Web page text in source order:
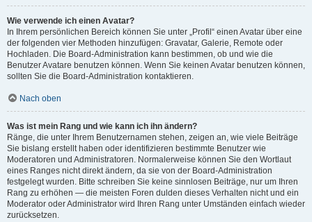
Wie verwende ich einen Avatar?
In Ihrem persönlichen Bereich können Sie unter „Profil“ einen Avatar über eine
der folgenden vier Methoden hinzufügen: Gravatar, Galerie, Remote oder
Hochladen. Die Board-Administration kann bestimmen, ob und wie die
Benutzer Avatare benutzen können. Wenn Sie keinen Avatar benutzen können,
sollten Sie die Board-Administration kontaktieren.
Nach oben
Was ist mein Rang und wie kann ich ihn ändern?
Ränge, die unter Ihrem Benutzernamen stehen, zeigen an, wie viele Beiträge
Sie bislang erstellt haben oder identifizieren bestimmte Benutzer wie
Moderatoren und Administratoren. Normalerweise können Sie den Wortlaut
eines Ranges nicht direkt ändern, da sie von der Board-Administration
festgelegt wurden. Bitte schreiben Sie keine sinnlosen Beiträge, nur um Ihren
Rang zu erhöhen — die meisten Foren dulden dieses Verhalten nicht und ein
Moderator oder Administrator wird Ihren Rang unter Umständen einfach wieder
zurücksetzen.